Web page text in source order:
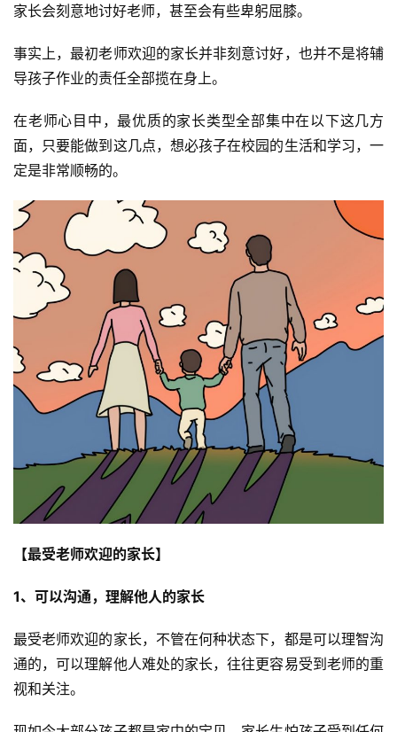
家长会刻意地讨好老师，甚至会有些卑躬屈膝。
事实上，最初老师欢迎的家长并非刻意讨好，也并不是将辅
导孩子作业的责任全部揽在身上。
在老师心目中，最优质的家长类型全部集中在以下这几方
面，只要能做到这几点，想必孩子在校园的生活和学习，一
定是非常顺畅的。
【最受老师欢迎的家长】
1、可以沟通，理解他人的家长
最受老师欢迎的家长，不管在何种状态下，都是可以理智沟
通的，可以理解他人难处的家长，往往更容易受到老师的重
视和关注。